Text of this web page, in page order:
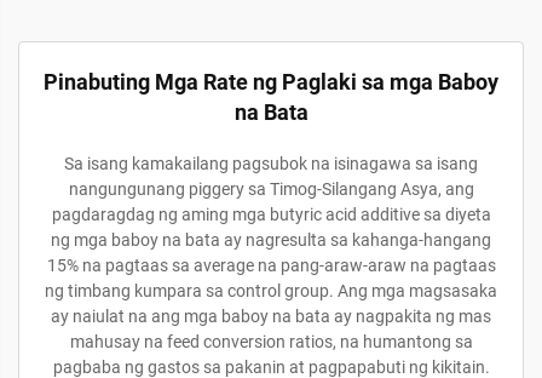
Pinabuting Mga Rate ng Paglaki sa mga Baboy
na Bata
Sa isang kamakailang pagsubok na isinagawa sa isang
nangungunang piggery sa Timog-Silangang Asya, ang
pagdaragdag ng aming mga butyric acid additive sa diyeta
ng mga baboy na bata ay nagresulta sa kahanga-hangang
15% na pagtaas sa average na pang-araw-araw na pagtaas
ng timbang kumpara sa control group. Ang mga magsasaka
ay naiulat na ang mga baboy na bata ay nagpakita ng mas
mahusay na feed conversion ratios, na humantong sa
pagbaba ng gastos sa pakanin at pagpapabuti ng kikitain.